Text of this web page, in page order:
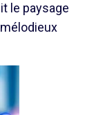
le paysage